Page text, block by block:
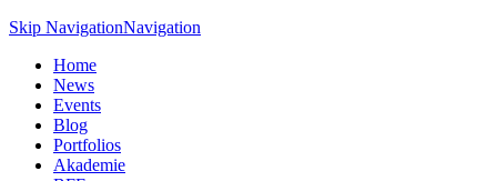
Skip NavigationNavigation
Home
News
Events
Blog
Portfolios
Akademie